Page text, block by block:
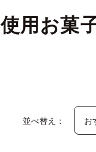
用お菓子
並べ替え：